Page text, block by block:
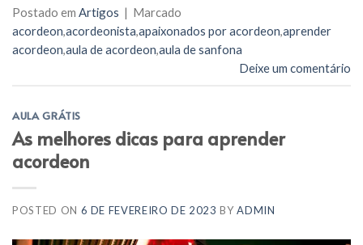
Postado em Artigos | Marcado
acordeon,acordeonista,apaixonados por acordeon,aprender
acordeon,aula de acordeon,aula de sanfona
Deixe um comentário
AULA GRÁTIS
As melhores dicas para aprender
acordeon
POSTED ON 6 DE FEVEREIRO DE 2023 BYADMIN